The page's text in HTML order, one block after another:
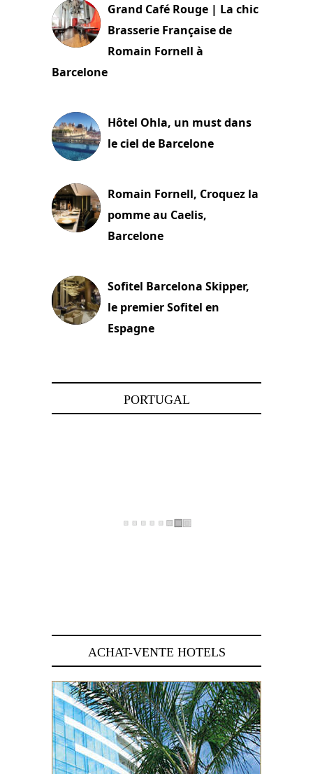
Grand Café Rouge | La chic
Brasserie Française de
Romain Fornell à
Barcelone
Hôtel Ohla, un must dans
le ciel de Barcelone
Romain Fornell, Croquez la
pomme au Caelis,
Barcelone
Sofitel Barcelona Skipper,
le premier Sofitel en
Espagne
PORTUGAL
ACHAT-VENTE HOTELS